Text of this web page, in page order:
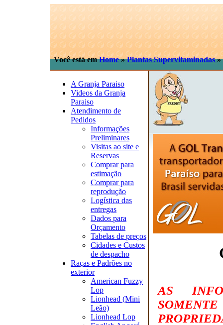
Você está emHome»Plantas Supervitaminadas»
A Granja Paraiso
Videos da Granja
Paraiso
Atendimento de
Pedidos
Informações
Preliminares
Visitas ao site e
Reservas
Comprar para
estimação
Comprar para
reprodução
Logística das
entregas
Dados para
Orçamento
Tabelas de preços
Cidades e Custos
de despacho
Raças e Padrões no
exterior
American Fuzzy
Lop
Lionhead (Mini
Leão)
Lionhead Lop
AS